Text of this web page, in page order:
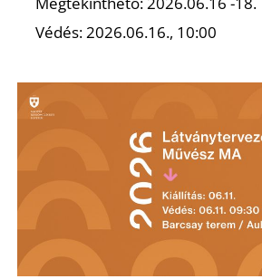
Védés: 2026.06.16., 10:00